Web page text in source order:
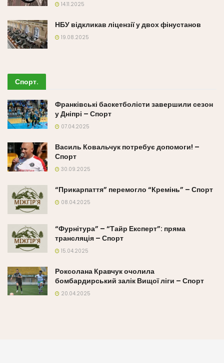
14.11.2025
НБУ відкликав ліцензії у двох фінустанов
19.08.2025
Спорт.
Франківські баскетболісти завершили сезон
у Дніпрі – Спорт
07.04.2025
Василь Ковальчук потребує допомоги! –
Спорт
30.09.2025
“Прикарпаття” перемогло “Кремінь” – Спорт
08.04.2025
“Фурнітура” – “Тайр Експерт”: пряма
трансляція – Спорт
15.04.2025
Роксолана Кравчук очолила
бомбардирський залік Вищої ліги – Спорт
20.04.2025